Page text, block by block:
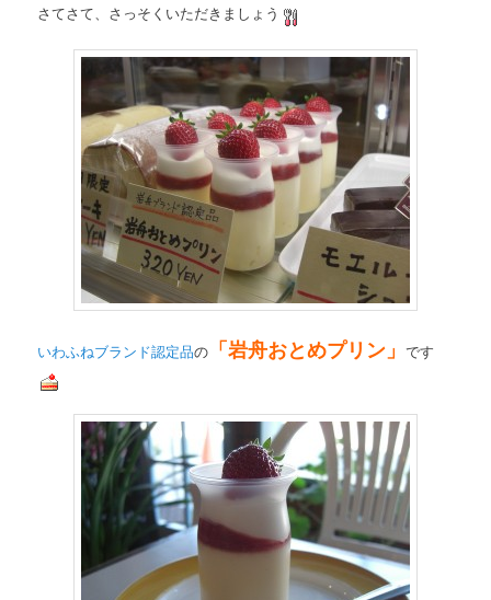
さてさて、さっそくいただきましょう
いわふねブランド認定品の 「岩舟おとめプリン」です